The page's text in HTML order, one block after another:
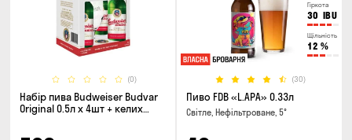
(0)
Набір пива Budweiser Budvar
Original 0.5л х 4шт + келих
Гіркота
30 IBU
Щільність
12 %
(30)
Пиво FDB «L.APA» 0.33л
Світле, Нефільтроване, 5°